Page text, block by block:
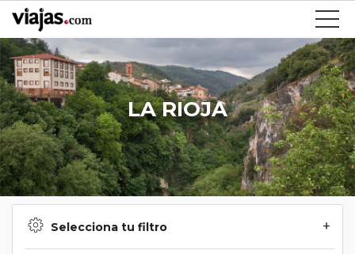
LA RIOJA
Selecciona tu filtro